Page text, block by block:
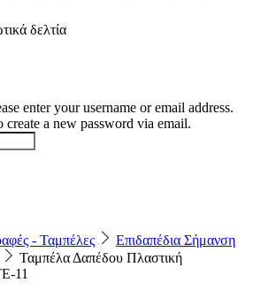
δελτία
enter your username or email address.
a new password via email.
- Ταμπέλες
Επιδαπέδια Σήμανση
Ταμπέλα Δαπέδου Πλαστική
11